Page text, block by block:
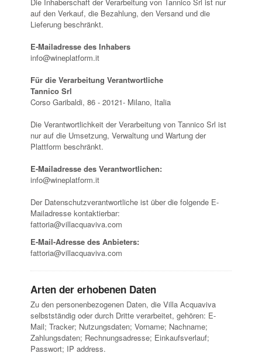
auf den Verkauf, die Bezahlung, den Versand und die
Lieferung beschränkt.
E-Mailadresse des Inhabers
info@wineplatform.it
Für die Verarbeitung Verantwortliche
Tannico Srl
Corso Garibaldi, 86 - 20121- Milano, Italia
Die Verantwortlichkeit der Verarbeitung von Tannico Srl ist
nur auf die Umsetzung, Verwaltung und Wartung der
Plattform beschränkt.
E-Mailadresse des Verantwortlichen:
info@wineplatform.it
Der Datenschutzverantwortliche ist über die folgende E-
Mailadresse kontaktierbar:
fattoria@villacquaviva.com
E-Mail-Adresse des Anbieters:
fattoria@villacquaviva.com
Arten der erhobenen Daten
Zu den personenbezogenen Daten, die Villa Acquaviva
selbstständig oder durch Dritte verarbeitet, gehören: E-
Mail; Tracker; Nutzungsdaten; Vorname; Nachname;
Zahlungsdaten; Rechnungsadresse; Einkaufsverlauf;
Passwort; IP address.